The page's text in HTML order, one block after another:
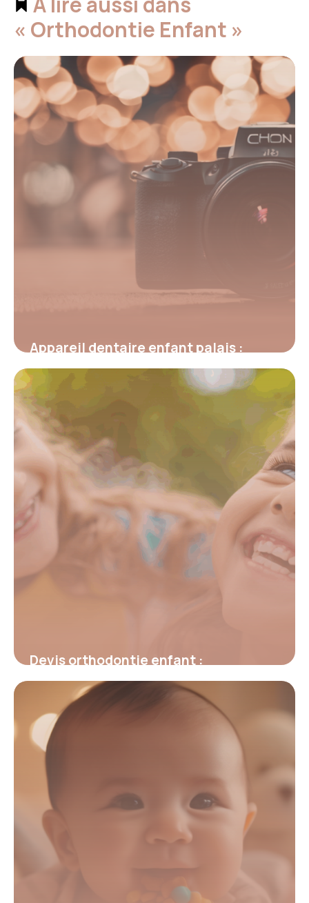
« Orthodontie Enfant »
Appareil dentaire enfant palais :
comment il corrige la croissance et
crée de l’espace
2 mars 2026
Devis orthodontie enfant :
comprendre, comparer et choisir
4 juillet 2025